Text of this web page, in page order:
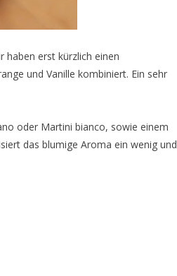
haben erst kürzlich einen
und Vanille kombiniert. Ein sehr
oder Martini bianco, sowie einem
das blumige Aroma ein wenig und